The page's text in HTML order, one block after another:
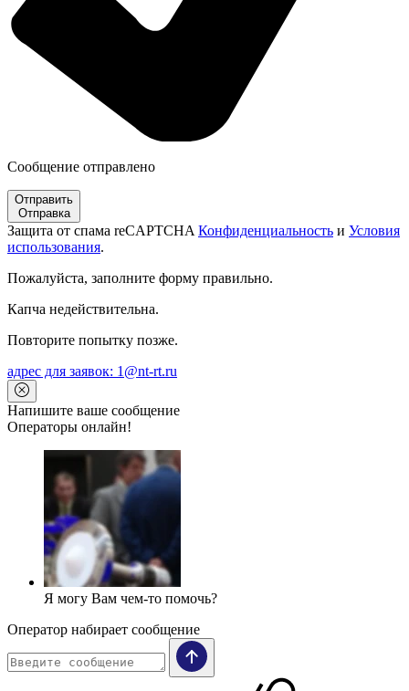
Сообщение отправлено
Отправить
Отправка
Защита от спама reCAPTCHA Конфиденциальность и Условия
использования.
Пожалуйста, заполните форму правильно.
Капча недействительна.
Повторите попытку позже.
адрес для заявок: 1@nt-rt.ru
Напишите ваше сообщение
Операторы онлайн!
Я могу Вам чем-то помочь?
Оператор набирает сообщение